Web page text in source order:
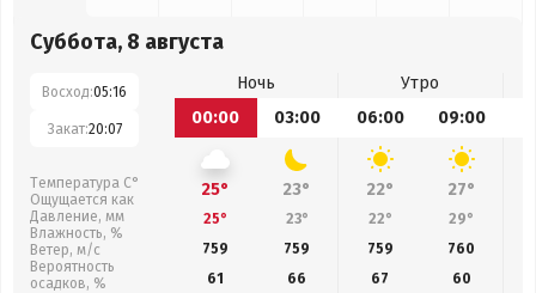
Суббота, 8 августа
Восход:05:16
Закат:20:07
Температура С°
Ощущается как
Давление, мм
Влажность, %
Ветер, м/с
Вероятность
осадков, %
Ночь
Утро
00:00
03:00 06:00 09:00
25° 23° 22° 27°
25° 23° 22° 29°
759
759 759 760
61
66 67 60